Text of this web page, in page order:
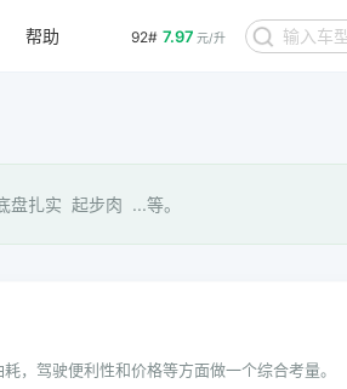
92# 7.97 元/升
帮助
扎实 起步肉 ...等。
，驾驶便利性和价格等方面做一个综合考量。